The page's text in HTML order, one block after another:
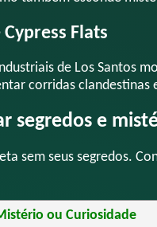
Flats
de Los Santos
corridas clandestinas
segredos e
sem seus segredos.
ou Curiosidade